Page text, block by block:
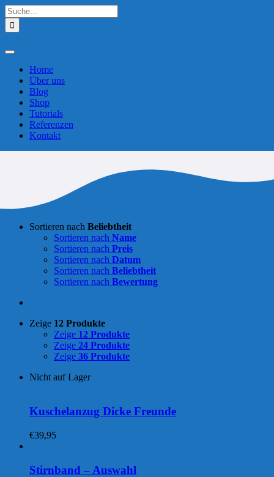
Zum
Inhalt
springen
Suche
nach:
Toggle
NavigationHome
Über uns
Blog
Shop
Tutorials
Referenzen
Kontakt
Sortieren nach Beliebtheit
Sortieren nach Name
Sortieren nach Preis
Sortieren nach Datum
Sortieren nach Beliebtheit
Sortieren nach Bewertung
Zeige 12 Produkte
Zeige 12 Produkte
Zeige 24 Produkte
Zeige 36 Produkte
Nicht auf Lager
Kuschelanzug Dicke Freunde
€39,95
Stirnband – Auswahl